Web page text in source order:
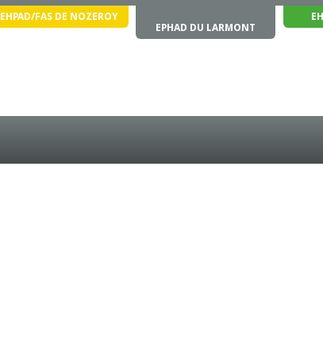
EHPAD/FAS DE NOZEROY
EPHAD DU LARMONT